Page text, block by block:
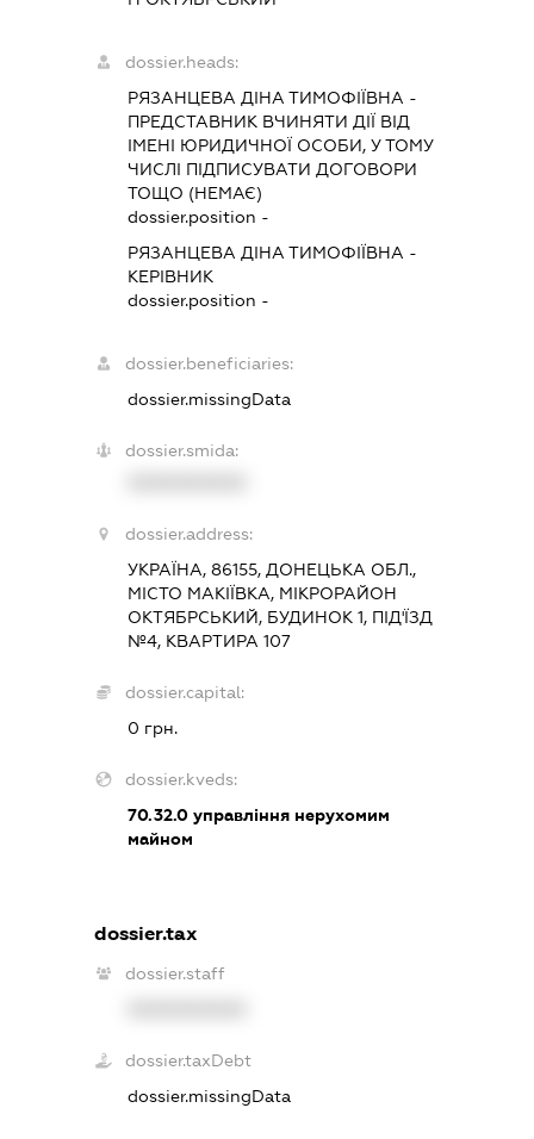
dossier.heads:
РЯЗАНЦЕВА ДІНА ТИМОФІЇВНА -
ПРЕДСТАВНИК ВЧИНЯТИ ДІЇ ВІД
ІМЕНІ ЮРИДИЧНОЇ ОСОБИ, У ТОМУ
ЧИСЛІ ПІДПИСУВАТИ ДОГОВОРИ
ТОЩО (НЕМАЄ)
dossier.position -
РЯЗАНЦЕВА ДІНА ТИМОФІЇВНА -
КЕРІВНИК
dossier.position -
dossier.beneficiaries:
dossier.missingData
dossier.smida:
dossier.address:
УКРАЇНА, 86155, ДОНЕЦЬКА ОБЛ.,
МІСТО МАКІЇВКА, МІКРОРАЙОН
ОКТЯБРСЬКИЙ, БУДИНОК 1, ПІД'ЇЗД
№4, КВАРТИРА 107
dossier.capital:
0 грн.
dossier.kveds:
70.32.0управління нерухомим
майном
dossier.tax
dossier.staff
dossier.taxDebt
dossier.missingData